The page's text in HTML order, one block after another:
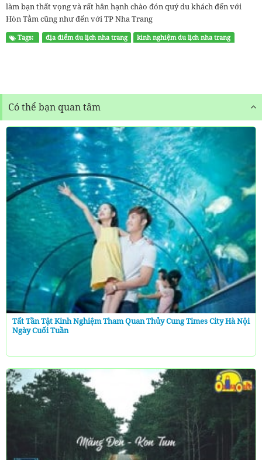
làm bạn thất vọng và rất hân hạnh chào đón quý du khách đến với
Hòn Tằm cũng như đến với TP Nha Trang
Tags: địa điểm du lịch nha trang
kinh nghiệm du lịch nha trang
Có thể bạn quan tâm
Tất Tần Tật Kinh Nghiệm Tham Quan Thủy Cung Times City Hà Nội
Ngày Cuối Tuần